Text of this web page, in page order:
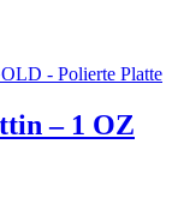
– 1 OZ